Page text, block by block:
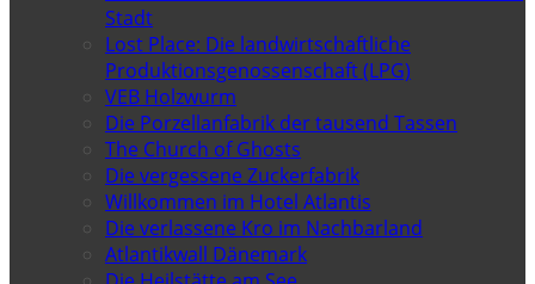
Stadt
Lost Place: Die landwirtschaftliche
Produktionsgenossenschaft (LPG)
VEB Holzwurm
Die Porzellanfabrik der tausend Tassen
The Church of Ghosts
Die vergessene Zuckerfabrik
Willkommen im Hotel Atlantis
Die verlassene Kro im Nachbarland
Atlantikwall Dänemark